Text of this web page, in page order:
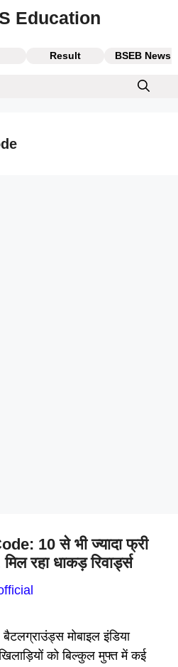
Education
Result BSEB News
10 से भी ज्यादा फ्री
रहा धाकड़ रिवार्ड्स
मोबाइल इंडिया
को बिल्कुल मुफ्त में कई